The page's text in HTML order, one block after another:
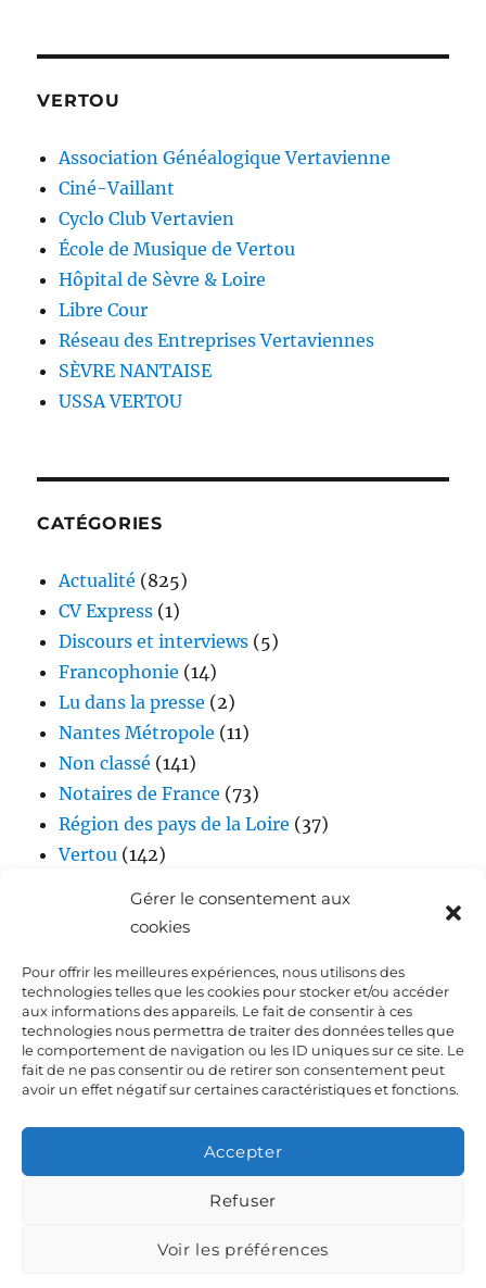
Gérer le consentement aux
cookies
Pour offrir les meilleures expériences, nous utilisons des
technologies telles que les cookies pour stocker et/ou accéder
aux informations des appareils. Le fait de consentir à ces
technologies nous permettra de traiter des données telles que
le comportement de navigation ou les ID uniques sur ce site. Le
fait de ne pas consentir ou de retirer son consentement peut
avoir un effet négatif sur certaines caractéristiques et fonctions.
Accepter
Refuser
Voir les préférences
VERTOU
Association Généalogique Vertavienne
Ciné-Vaillant
Cyclo Club Vertavien
École de Musique de Vertou
Hôpital de Sèvre & Loire
Libre Cour
Réseau des Entreprises Vertaviennes
SÈVRE NANTAISE
USSA VERTOU
CATÉGORIES
Actualité (825)
CV Express (1)
Discours et interviews (5)
Francophonie (14)
Lu dans la presse (2)
Nantes Métropole (11)
Non classé (141)
Notaires de France (73)
Région des pays de la Loire (37)
Vertou (142)
Accueil
Dialoguez avec Laurent Dejoie
Déclaration de